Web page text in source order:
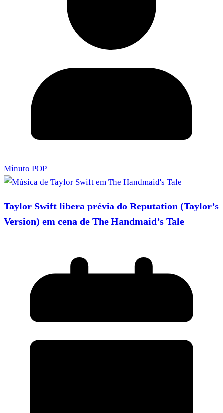
Minuto POP
Taylor Swift libera prévia do Reputation (Taylor’s
Version) em cena de The Handmaid’s Tale